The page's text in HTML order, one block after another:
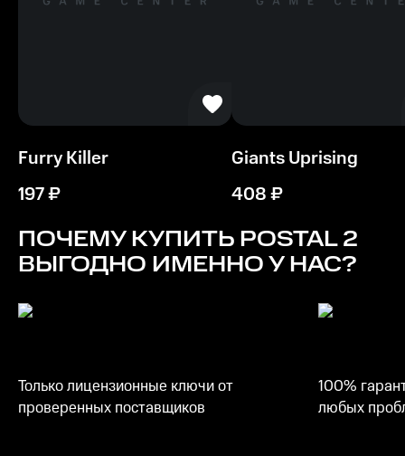
Furry Killer
197₽
Giants Uprising
408₽
ПОЧЕМУ КУПИТЬ POSTAL 2
ВЫГОДНО ИМЕННО У НАС?
Только лицензионные ключи от
проверенных поставщиков
100%
любых